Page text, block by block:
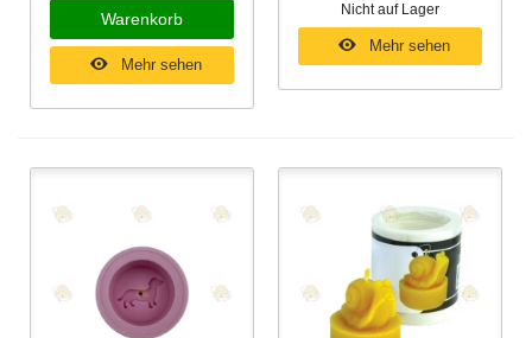
Warenkorb
Mehr sehen
Nicht auf Lager
Mehr sehen